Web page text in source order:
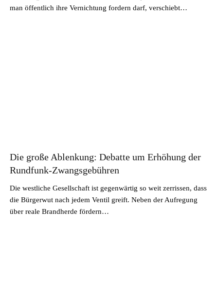
man öffentlich ihre Vernichtung fordern darf, verschiebt…
Die große Ablenkung: Debatte um Erhöhung der
Rundfunk-Zwangsgebühren
Die westliche Gesellschaft ist gegenwärtig so weit zerrissen, dass
die Bürgerwut nach jedem Ventil greift. Neben der Aufregung
über reale Brandherde fördern…